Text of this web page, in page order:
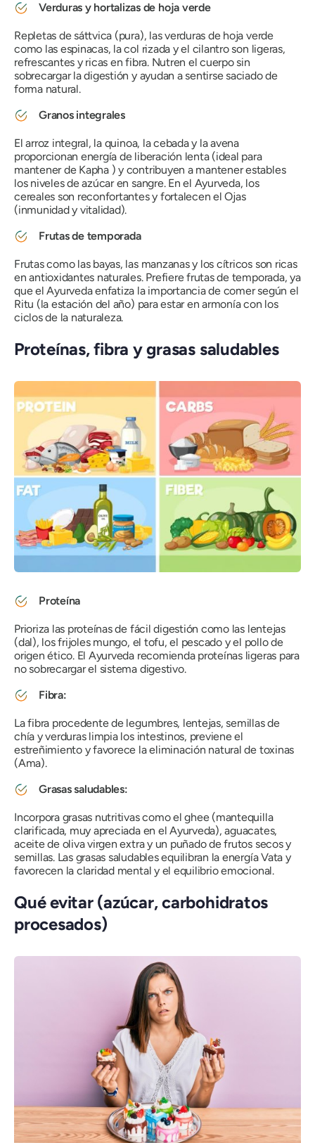
Verduras y hortalizas de hoja verde
Repletas de sáttvica (pura), las verduras de hoja verde
como las espinacas, la col rizada y el cilantro son ligeras,
refrescantes y ricas en fibra. Nutren el cuerpo sin
sobrecargar la digestión y ayudan a sentirse saciado de
forma natural.
Granos integrales
El arroz integral, la quinoa, la cebada y la avena
proporcionan energía de liberación lenta (ideal para
mantenerde Kapha) y contribuyen a mantener estables
los niveles de azúcar en sangre. En el Ayurveda, los
cereales son reconfortantes y fortalecenel Ojas
(inmunidad y vitalidad).
Frutas de temporada
Frutas como las bayas, las manzanas y los cítricos son ricas
en antioxidantes naturales. Prefiere frutas de temporada, ya
que el Ayurveda enfatiza la importancia de comer según el
Ritu (la estación del año) para estar en armonía con los
ciclos de la naturaleza.
Proteínas, fibra y grasas saludables
Proteína
Prioriza las proteínas de fácil digestión como las lentejas
(dal), los frijoles mungo, el tofu, el pescado y el pollo de
origen ético. El Ayurveda recomienda proteínas ligeras para
no sobrecargar el sistema digestivo.
Fibra:
La fibra procedente de legumbres, lentejas, semillas de
chía y verduras limpia los intestinos, previene el
estreñimiento y favorece la eliminación natural de toxinas
(Ama).
Grasas saludables:
Incorpora grasas nutritivas como el ghee (mantequilla
clarificada, muy apreciada en el Ayurveda), aguacates,
aceite de oliva virgen extra y un puñado de frutos secos y
semillas. Las grasas saludables equilibran la energía Vata y
favorecen la claridad mental y el equilibrio emocional.
Qué evitar (azúcar, carbohidratos
procesados)